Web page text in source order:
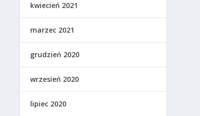
kwiecień 2021
marzec 2021
grudzień 2020
wrzesień 2020
lipiec 2020